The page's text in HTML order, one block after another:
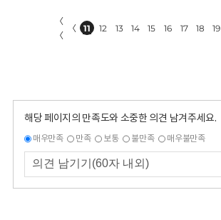
〈
〈
〈 11 12 13 14 15 16 17 18 19
해당 페이지의 만족도와 소중한 의견 남겨주세요.
매우만족 만족 보통 불만족 매우불만족